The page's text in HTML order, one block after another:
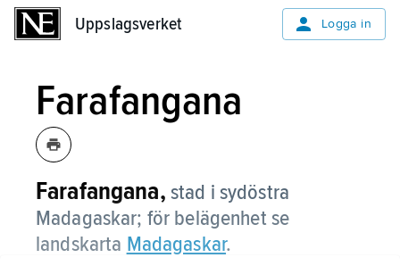
Uppslagsverket Logga in
Farafangana
Farafangana, stad i sydöstra
Madagaskar; för belägenhet se
landskarta Madagaskar.